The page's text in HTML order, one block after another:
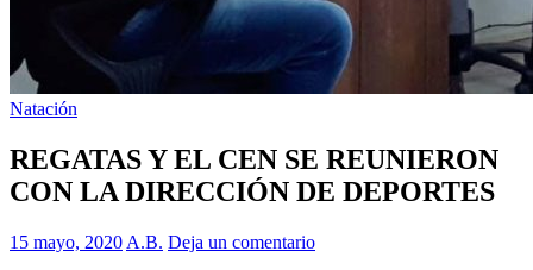
Natación
REGATAS Y EL CEN SE REUNIERON
CON LA DIRECCIÓN DE DEPORTES
15 mayo, 2020 A.B. Deja un comentario